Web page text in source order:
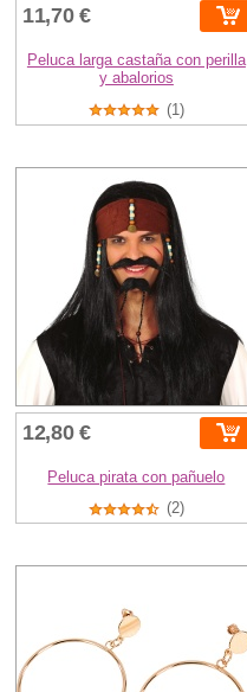
11,70 €
Peluca larga castaña con perilla
y abalorios
(1)
12,80 €
Peluca pirata con pañuelo
(2)